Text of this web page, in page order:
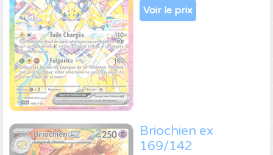
Voir le prix
Briochien ex
169/142